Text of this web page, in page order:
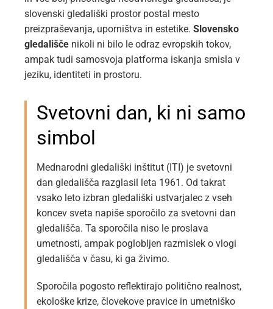
slovenski gledališki prostor postal mesto
preizpraševanja, uporništva in estetike. Slovensko
gledališče nikoli ni bilo le odraz evropskih tokov,
ampak tudi samosvoja platforma iskanja smisla v
jeziku, identiteti in prostoru.
Svetovni dan, ki ni samo
simbol
Mednarodni gledališki inštitut (ITI) je svetovni
dan gledališča razglasil leta 1961. Od takrat
vsako leto izbran gledališki ustvarjalec z vseh
koncev sveta napiše sporočilo za svetovni dan
gledališča. Ta sporočila niso le proslava
umetnosti, ampak poglobljen razmislek o vlogi
gledališča v času, ki ga živimo.
Sporočila pogosto reflektirajo politično realnost,
ekološke krize, človekove pravice in umetniško